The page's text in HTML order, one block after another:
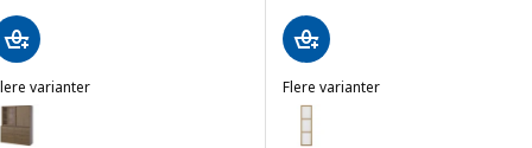
varianter
TONSTAD, Opbevaring med skuffer, brun bejdse
Flere varianter
TONSTAD
Mulighed: TONSTAD, Låge